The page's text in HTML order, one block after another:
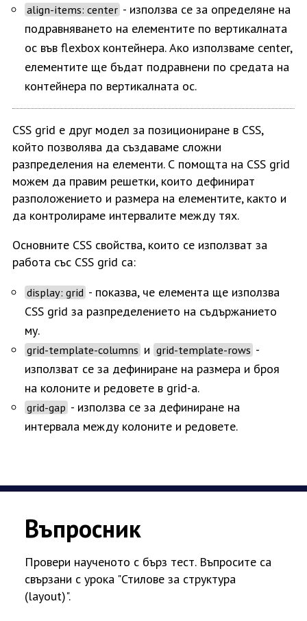
align-items: center - използва се за определяне на
подравняването на елементите по вертикалната
ос във flexbox контейнера. Ако използваме center,
елементите ще бъдат подравнени по средата на
контейнера по вертикалната ос.
CSS grid е друг модел за позициониране в CSS,
който позволява да създаваме сложни
разпределения на елементи. С помощта на CSS grid
можем да правим решетки, които дефинират
разположението и размера на елементите, както и
да контролираме интервалите между тях.
Основните CSS свойства, които се използват за
работа със CSS grid са:
display: grid - показва, че елемента ще използва
CSS grid за разпределението на съдържанието
му.
grid-template-columns и grid-template-rows -
използват се за дефиниране на размера и броя
на колоните и редовете в grid-а.
grid-gap - използва се за дефиниране на
интервала между колоните и редовете.
Въпросник
Провери наученото с бърз тест. Въпросите са
свързани с урока "Стилове за структура
(layout)".